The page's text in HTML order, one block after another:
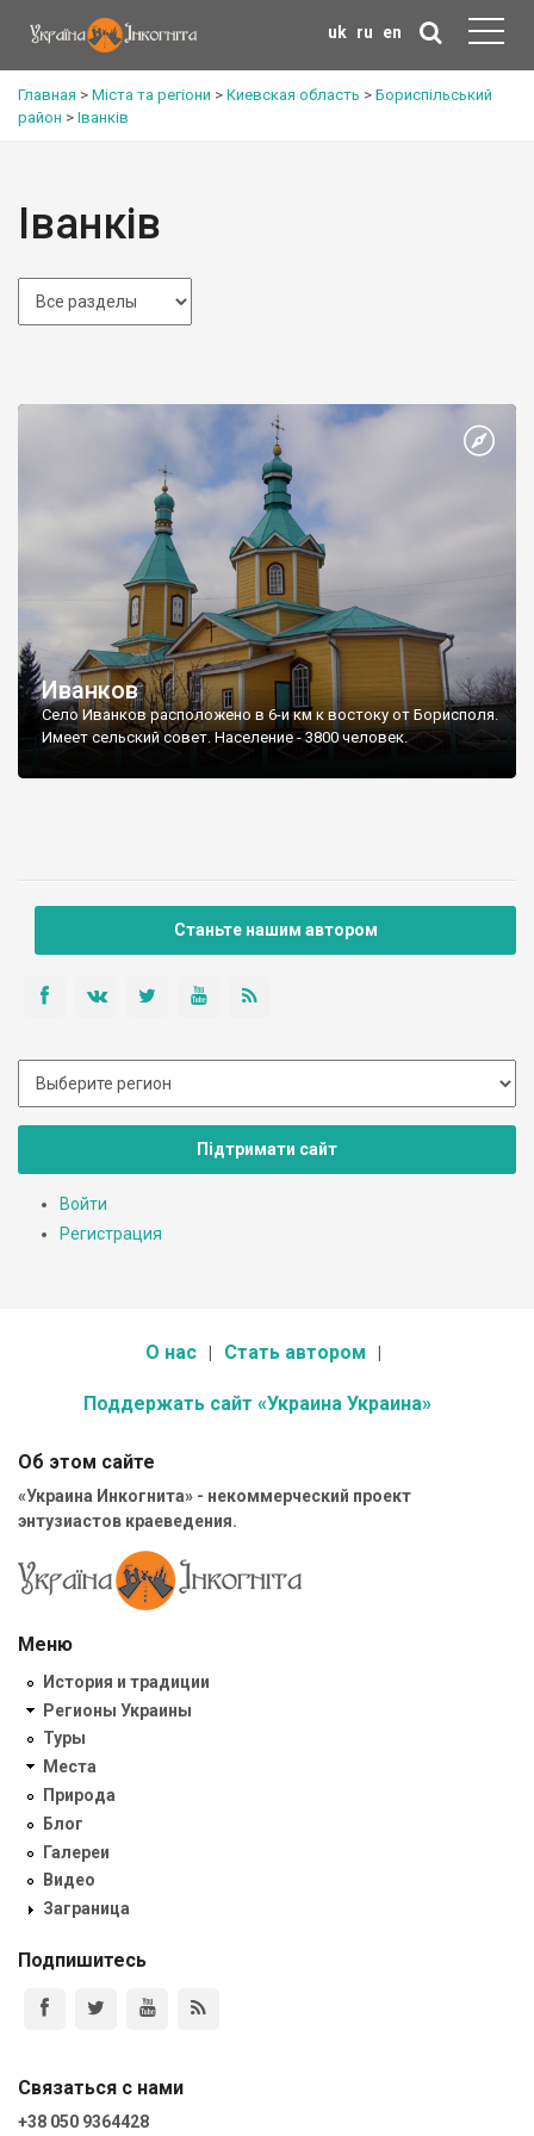
uk ru en
Главная > Міста та регіони > Киевская область > Бориспільський
район > Іванків
Іванків
Иванков
Село Иванков расположено в 6-и км к востоку от Борисполя.
Имеет сельский совет. Население - 3800 человек.
Станьте нашим автором
Підтримати сайт
Войти
Регистрация
О нас Стать автором
Поддержать сайт «Украина Украина»
Об этом сайте
«Украина Инкогнита» - некоммерческий проект
энтузиастов краеведения.
Меню
История и традиции
Регионы Украины
Туры
Места
Природа
Блог
Галереи
Видео
Заграница
Подпишитесь
Связаться с нами
+38 050 9364428